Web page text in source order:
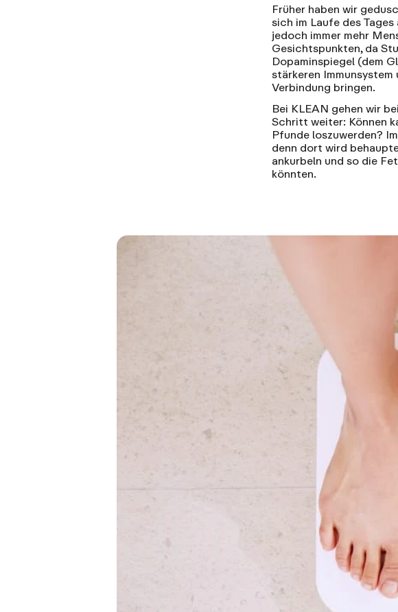
Früher haben wir
sich im Laufe des
jedoch immer mehr
Gesichtspunkten, da
Dopaminspiegel (dem
stärkeren
Verbindung bringen.
Bei KLEAN gehen wir
Schritt weiter: Können
Pfunde loszuwerden?
denn dort wird
ankurbeln und so die
könnten.